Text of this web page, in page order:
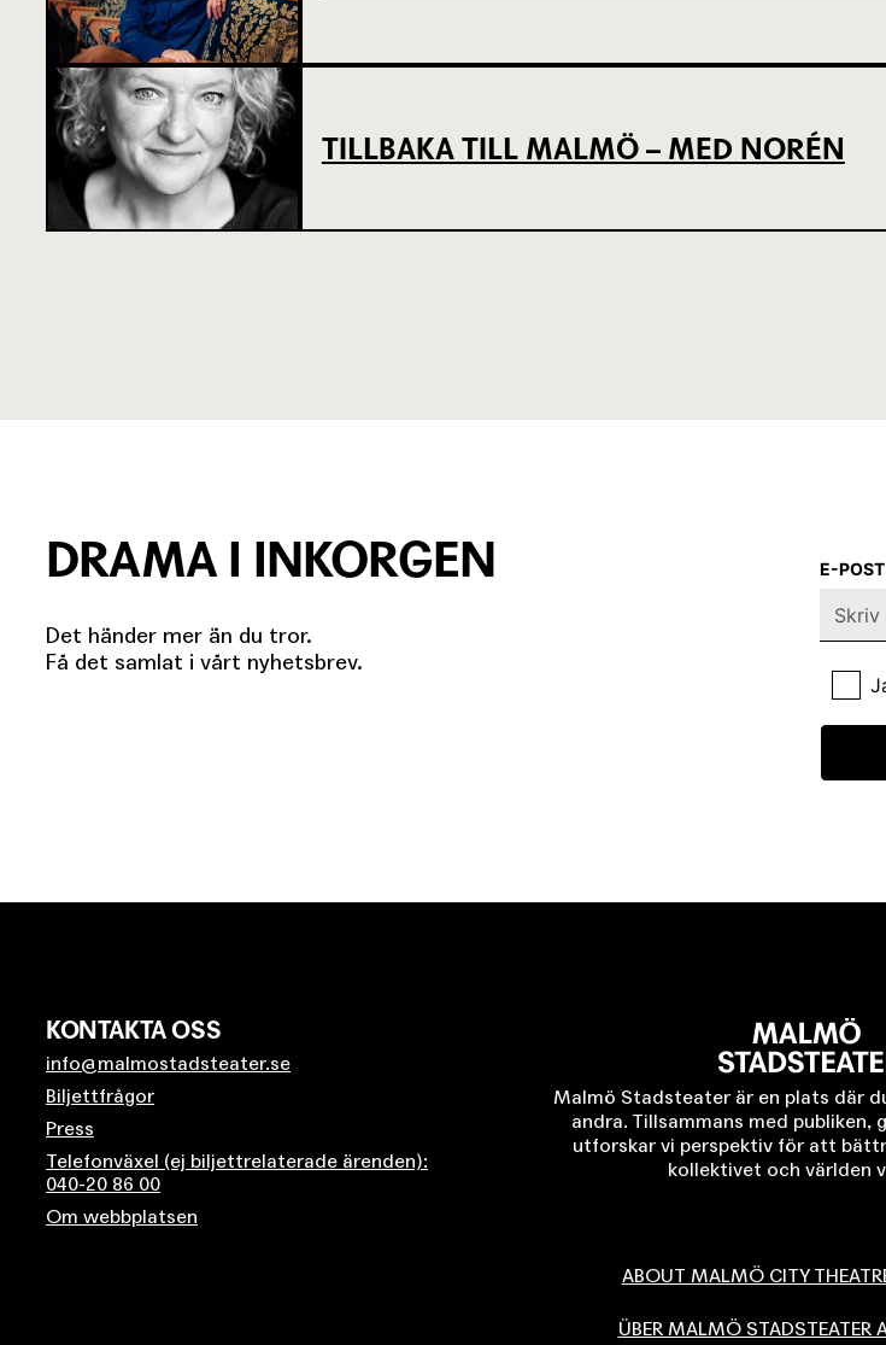
TILLBAKA TILL MALMÖ – MED NORÉN
DRAMA I INKORGEN
Det händer mer än du tror.
Få det samlat i vårt nyhetsbrev.
E-POST
KONTAKTA OSS
info@malmostadsteater.se
Biljettfrågor
Press
Telefonväxel (ej biljettrelaterade ärenden):
040-20 86 00
Om webbplatsen
Malmö Stadsteater är en plats där
andra. Tillsammans med publiken,
utforskar vi perspektiv för att
kollektivet och världen
ABOUT MALMÖ CITY
ÜBER MALMÖ STADSTEATER